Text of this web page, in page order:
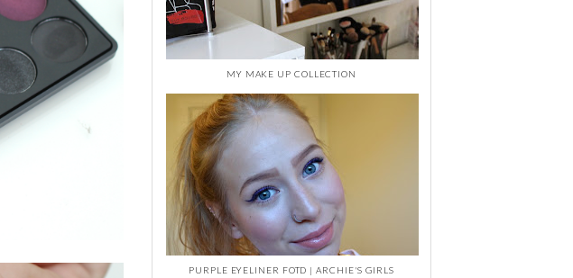
MY MAKE UP COLLECTION
PURPLE EYELINER FOTD | ARCHIE'S GIRLS